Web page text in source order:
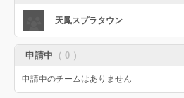
天鳳スプラタウン
申請中 （ 0 ）
申請中のチームはありません